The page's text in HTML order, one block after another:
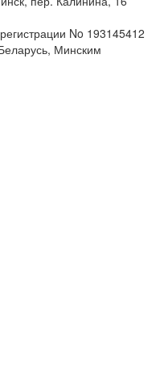
No 193145412
Минским